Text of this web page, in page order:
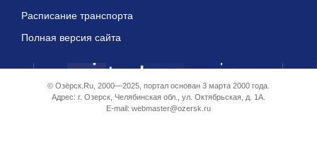
Расписание транспорта
Полная версия сайта
© Озёрск.Ru, 2000—2025, портал основан 3 марта 2000 года.
Адрес: г. Озерск, Челябинская обл., ул. Октябрьская, д. 1А.
E-mail: webmaster@ozersk.ru